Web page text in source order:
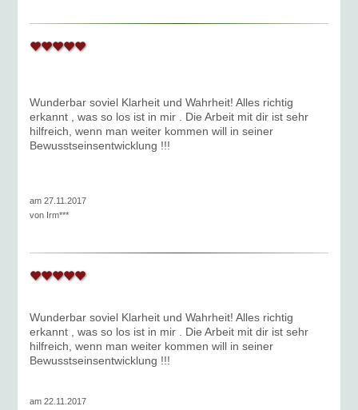
Wunderbar soviel Klarheit und Wahrheit! Alles richtig
erkannt , was so los ist in mir . Die Arbeit mit dir ist sehr
hilfreich, wenn man weiter kommen will in seiner
Bewusstseinsentwicklung !!!
am 27.11.2017
von Irm***
Wunderbar soviel Klarheit und Wahrheit! Alles richtig
erkannt , was so los ist in mir . Die Arbeit mit dir ist sehr
hilfreich, wenn man weiter kommen will in seiner
Bewusstseinsentwicklung !!!
am 22.11.2017